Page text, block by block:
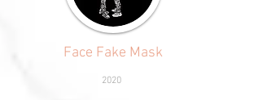
Face Fake Mask
2020